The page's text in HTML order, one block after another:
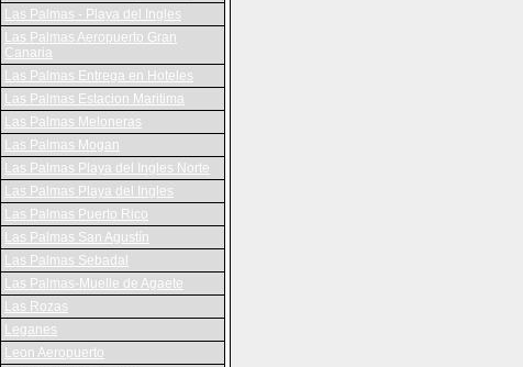
Las Palmas - Playa del Ingles
Las Palmas Aeropuerto Gran
Canaria
Las Palmas Entrega en Hoteles
Las Palmas Estacion Maritima
Las Palmas Meloneras
Las Palmas Mogan
Las Palmas Playa del Ingles Norte
Las Palmas Playa del Ingles
Las Palmas Puerto Rico
Las Palmas San Agustín
Las Palmas Sebadal
Las Palmas-Muelle de Agaete
Las Rozas
Leganes
Leon Aeropuerto